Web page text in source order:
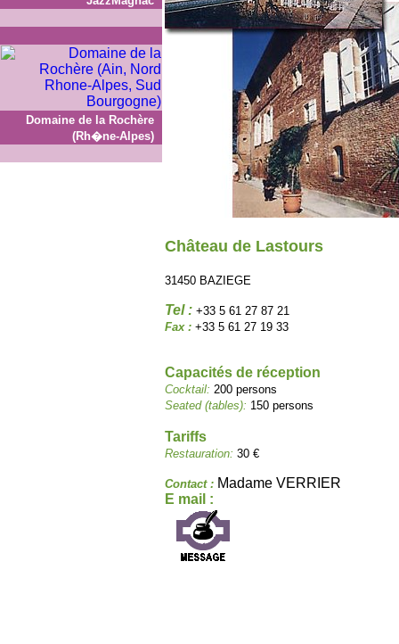
Domaine de la Rochère
(Rh�ne-Alpes)
Château de Lastours
31450 BAZIEGE
Tel : +33 5 61 27 87 21
Fax : +33 5 61 27 19 33
Capacités de réception
Cocktail: 200 persons
Seated (tables): 150 persons
Tariffs
Restauration: 30 €
Contact : Madame VERRIER
E mail :